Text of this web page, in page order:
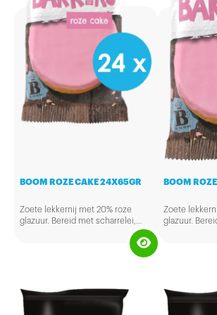
BOOM ROZE CAKE 24X65GR
Zoete lekkernij met 20% roze
glazuur. Bereid met scharrelei,
tarwebloem, plantaardige olie en
Ideaal voor in de snackautomaat
vergadering voor uw gasten of in
de koffiecorner.
BOOM
Zoete
glazuur.
tarwebloem,
Ideaal voor
vergadering
de